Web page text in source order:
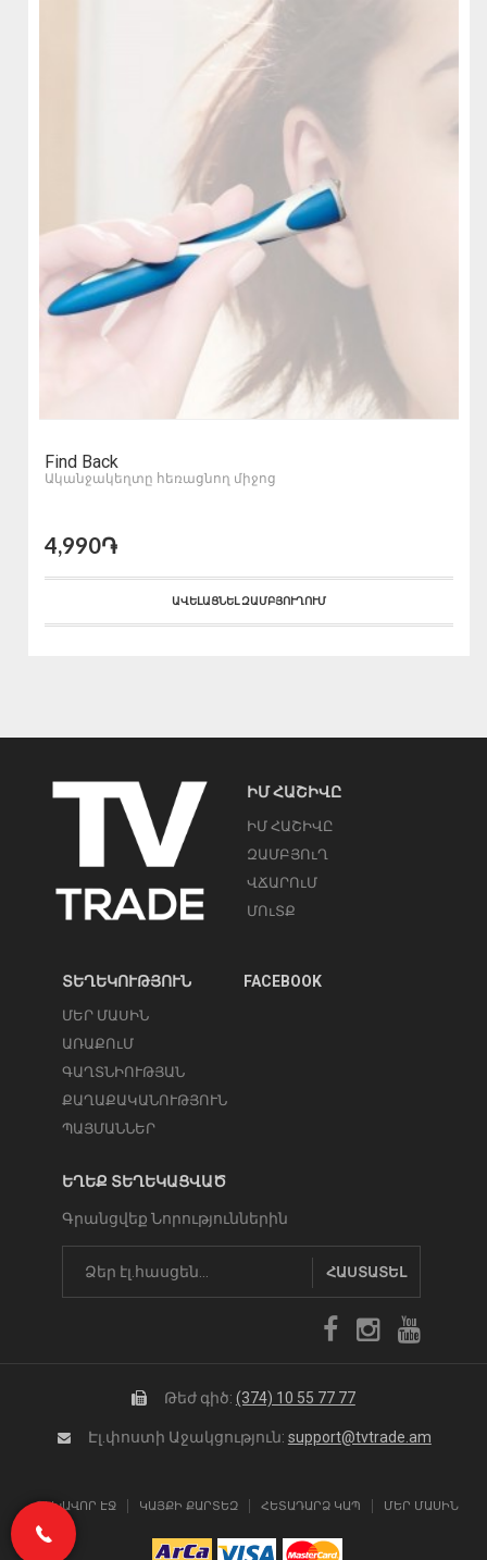
Find Back
Ականջակեղտը հեռացնող միջոց
4,990֏
ԱՎԵԼԱՑՆԵԼ ԶԱՄԲՅՈՒՂՈՒՄ
ԻՄ ՀԱՇԻՎԸ
ԻՄ ՀԱՇԻՎԸ
ԶԱՄԲՅՈւՂ
ՎՃԱՐՈւՄ
ՄՈւՏՔ
ՏԵՂԵԿՈՒԹՅՈՒՆ
ՄԵՐ ՄԱՍԻՆ
ԱՌԱՔՈւՄ
ԳԱՂՏՆԻՈՒԹՅԱՆ
ՔԱՂԱՔԱԿԱՆՈՒԹՅՈՒՆ
ՊԱՅՄԱՆՆԵՐ
FACEBOOK
ԵՂԵՔ ՏԵՂԵԿԱՑՎԱԾ
Գրանցվեք Նորություններին
ՀԱՍՏԱՏԵԼ
Թեժ գիծ: (374) 10 55 77 77
Էլ.փոստի Աջակցություն: support@tvtrade.am
ԳԼԽԱՎՈՐ ԷՋ ԿԱՅՔԻ ՔԱՐՏԵԶ ՀԵՏԱԴԱՐՁ ԿԱՊ ՄԵՐ ՄԱՍԻՆ